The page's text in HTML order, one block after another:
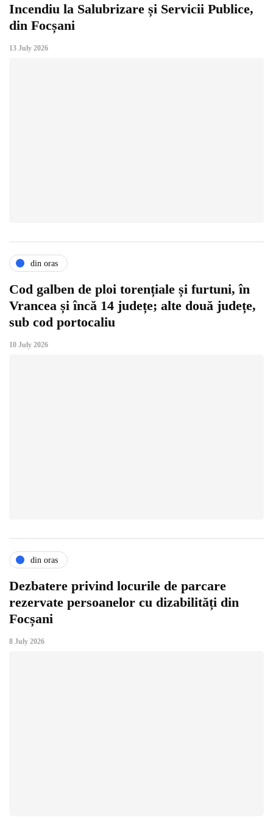
Incendiu la Salubrizare și Servicii Publice,
din Focșani
13 July 2026
din oras
Cod galben de ploi torențiale și furtuni, în
Vrancea și încă 14 județe; alte două județe,
sub cod portocaliu
10 July 2026
din oras
Dezbatere privind locurile de parcare
rezervate persoanelor cu dizabilități din
Focșani
8 July 2026